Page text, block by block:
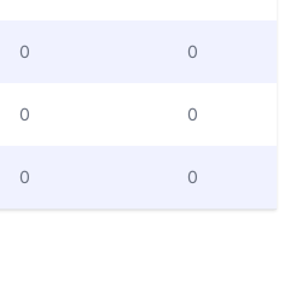
0 0
0 0
0 0